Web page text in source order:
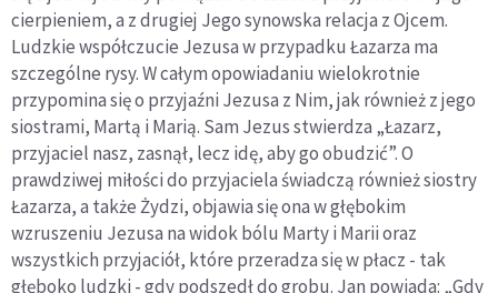
cierpieniem, a z drugiej Jego synowska relacja z Ojcem.
Ludzkie współczucie Jezusa w przypadku Łazarza ma
szczególne rysy. W całym opowiadaniu wielokrotnie
przypomina się o przyjaźni Jezusa z Nim, jak również z jego
siostrami, Martą i Marią. Sam Jezus stwierdza „Łazarz,
przyjaciel nasz, zasnął, lecz idę, aby go obudzić”. O
prawdziwej miłości do przyjaciela świadczą również siostry
Łazarza, a także Żydzi, objawia się ona w głębokim
wzruszeniu Jezusa na widok bólu Marty i Marii oraz
wszystkich przyjaciół, które przeradza się w płacz - tak
głęboko ludzki - gdy podszedł do grobu. Jan powiada: „Gdy